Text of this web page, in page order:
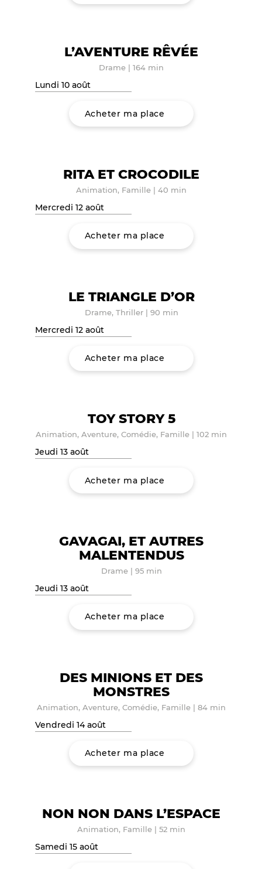
L’AVENTURE RÊVÉE
Drame | 164 min
Lundi 10 août
Acheter ma place
RITA ET CROCODILE
Animation, Famille | 40 min
Mercredi 12 août
Acheter ma place
LE TRIANGLE D’OR
Drame, Thriller| 90 min
Mercredi 12 août
Acheter ma place
TOY STORY 5
Animation, Aventure, Comédie, Famille | 102 min
Jeudi 13 août
Acheter ma place
GAVAGAI, ET AUTRES
MALENTENDUS
Drame| 95 min
Jeudi 13 août
Acheter ma place
DES MINIONS ET DES
MONSTRES
Animation, Aventure, Comédie, Famille | 84 min
Vendredi 14 août
Acheter ma place
NON NON DANS L’ESPACE
Animation, Famille | 52 min
Samedi 15 août